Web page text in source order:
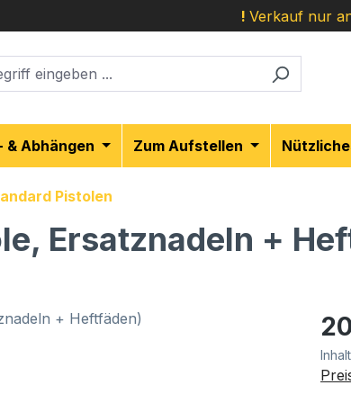
! Verkauf nur
& Abhängen Zum Aufstellen
Pistolen
Ersatznadeln +